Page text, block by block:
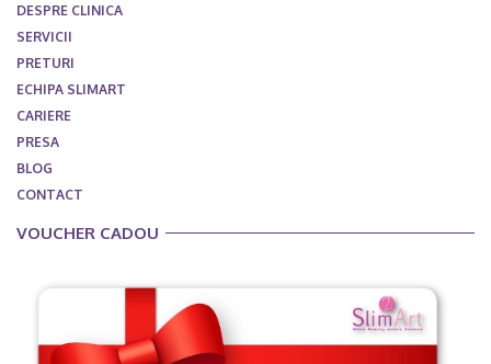
DESPRE CLINICA
SERVICII
PRETURI
ECHIPA SLIMART
CARIERE
PRESA
BLOG
CONTACT
VOUCHER CADOU